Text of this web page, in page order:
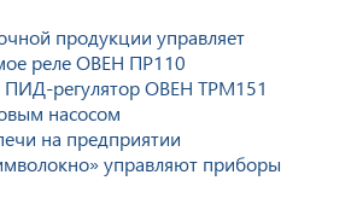
продукции управляет
реле ОВЕН ПР110
ПИД-регулятор ОВЕН ТРМ151
насосом
на предприятии
управляют приборы